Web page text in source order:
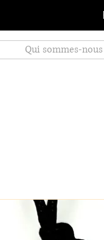
Qui sommes-nous